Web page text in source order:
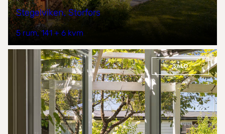
Stegelviken, Storfors
5 rum 141 + 6 kvm
Såld